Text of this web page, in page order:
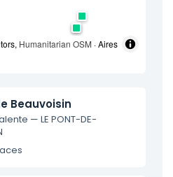
Humanitarian OSM · Aires
Beauvoisin
— LE PONT-DE-